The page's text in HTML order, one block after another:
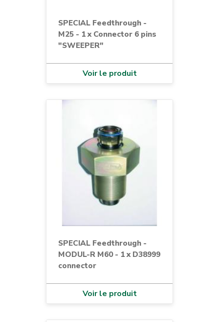
SPECIAL Feedthrough -
M25 - 1 x Connector 6 pins
"SWEEPER"
Voir le produit
SPECIAL Feedthrough -
MODUL-R M60 - 1 x D38999
connector
Voir le produit